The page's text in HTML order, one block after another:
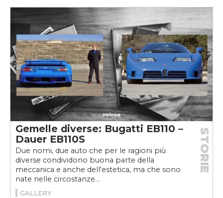
Gemelle diverse: Bugatti EB110 –
Dauer EB110S
Due nomi, due auto che per le ragioni più
diverse condividono buona parte della
meccanica e anche dell'estetica, ma che sono
nate nelle circostanze...
STORIE
GALLERY